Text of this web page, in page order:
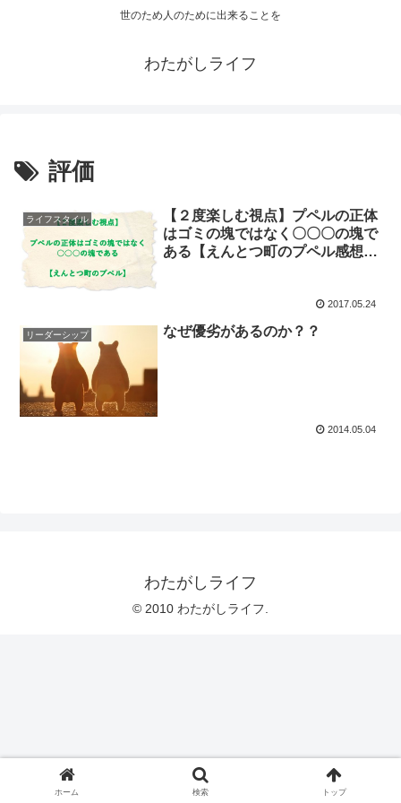
世のため人のために出来ることを
わたがしライフ
評価
ライフスタイル
【２度楽しむ視点】プペルの正体
はゴミの塊ではなく〇〇〇の塊で
ある【えんとつ町のプペル感想・
2017.05.24
リーダーシップ なぜ優劣があるのか？？
2014.05.04
わたがしライフ
© 2010 わたがしライフ.
ホーム 検索 トップ